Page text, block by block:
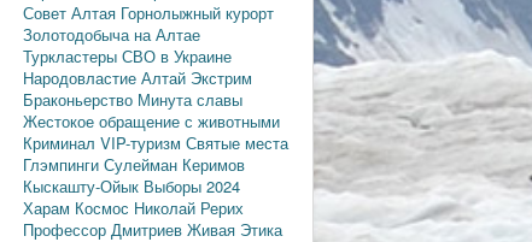
Совет Алтая Горнолыжный курорт
Золотодобыча на Алтае
Туркластеры СВО в Украине
Народовластие Алтай Экстрим
Браконьерство Минута славы
Жестокое обращение с животными
Криминал VIP-туризм Святые места
Глэмпинги Сулейман Керимов
Кыскашту-Ойык Выборы 2024
Харам Космос Николай Рерих
Профессор Дмитриев Живая Этика